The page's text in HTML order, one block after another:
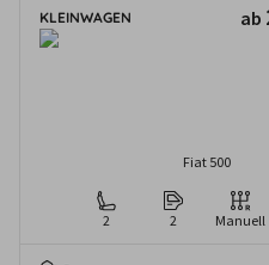
KLEINWAGEN ab
Fiat 500
2 2 Manuell